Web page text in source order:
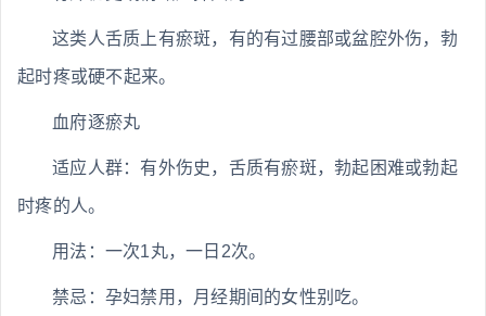
这类人舌质上有瘀斑，有的有过腰部或盆腔外伤，勃
起时疼或硬不起来。
血府逐瘀丸
适应人群：有外伤史，舌质有瘀斑，勃起困难或勃起
时疼的人。
用法：一次1丸，一日2次。
禁忌：孕妇禁用，月经期间的女性别吃。